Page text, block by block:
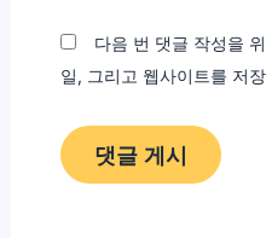
다음 번 댓글 작성을
일, 그리고 웹사이트를 저